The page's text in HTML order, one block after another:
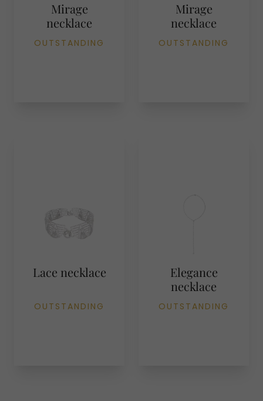
Mirage
necklace
OUTSTANDING
Mirage
necklace
OUTSTANDING
Lace necklace
OUTSTANDING
Elegance
necklace
OUTSTANDING